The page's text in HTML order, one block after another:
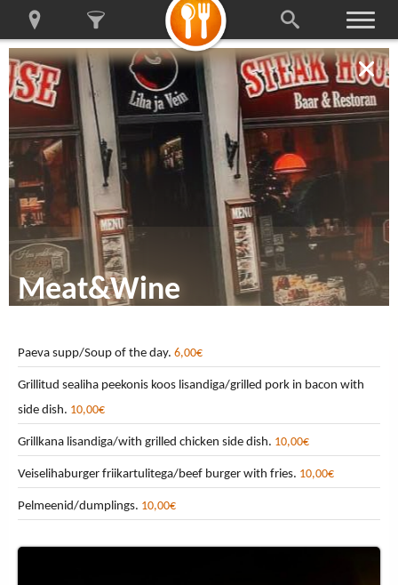
Meat&Wine
Paeva supp/Soup of the day. 6,00€
Grillitud sealiha peekonis koos lisandiga/grilled pork in bacon with
side dish. 10,00€
Grillkana lisandiga/with grilled chicken side dish. 10,00€
Veiselihaburger friikartulitega/beef burger with fries. 10,00€
Pelmeenid/dumplings. 10,00€